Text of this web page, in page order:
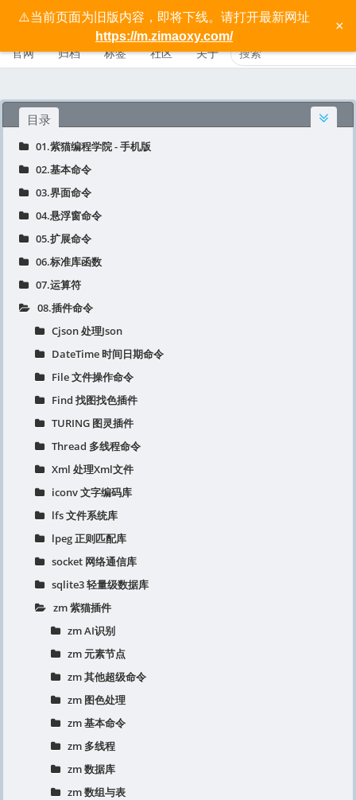
⚠️当前页面为旧版内容，即将下线。请打开最新网址
https://m.zimaoxy.com/
×
按键精灵手机版宝典 - 紫猫学院
官网 归档 标签 社区 关于
目录
01.紫猫编程学院 - 手机版
02.基本命令
03.界面命令
04.悬浮窗命令
05.扩展命令
06.标准库函数
07.运算符
08.插件命令
Cjson 处理Json
DateTime 时间日期命令
File 文件操作命令
Find 找图找色插件
TURING 图灵插件
Thread 多线程命令
Xml 处理Xml文件
iconv 文字编码库
lfs 文件系统库
lpeg 正则匹配库
socket 网络通信库
sqlite3 轻量级数据库
zm 紫猫插件
zm AI识别
zm 元素节点
zm 其他超级命令
zm 图色处理
zm 基本命令
zm 多线程
zm 数据库
zm 数组与表